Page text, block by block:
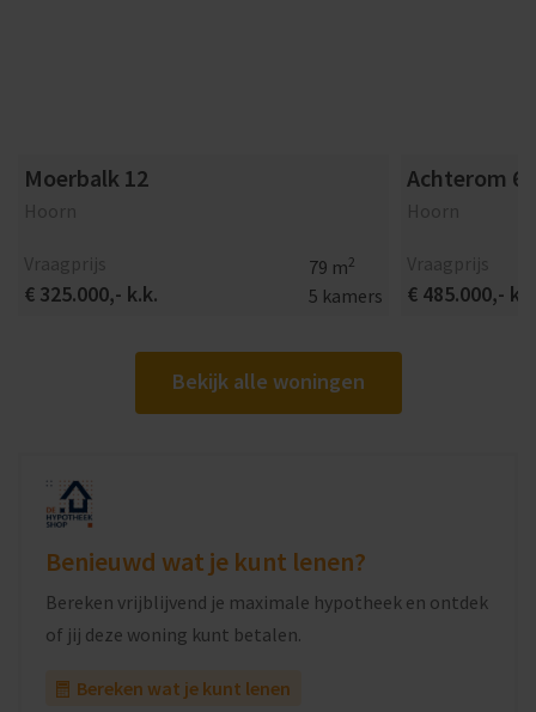
Moerbalk 12
€ 325.000,- k.k.
79 m2
5 kamers
Achterom 65
€ 485.000,-
Bekijk alle woningen
Benieuwd wat je kunt lenen?
Bereken vrijblijvend je maximale hypotheek en ontdek
of jij deze woning kunt betalen.
Bereken wat je kunt lenen